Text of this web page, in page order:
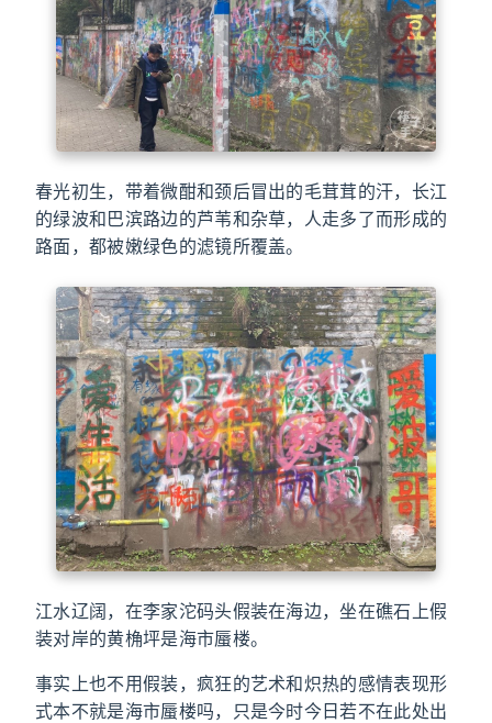
春光初生，带着微酣和颈后冒出的毛茸茸的汗，长江
的绿波和巴滨路边的芦苇和杂草，人走多了而形成的
路面，都被嫩绿色的滤镜所覆盖。
江水辽阔，在李家沱码头假装在海边，坐在礁石上假
装对岸的黄桷坪是海市蜃楼。
事实上也不用假装，疯狂的艺术和炽热的感情表现形
式本不就是海市蜃楼吗，只是今时今日若不在此处出